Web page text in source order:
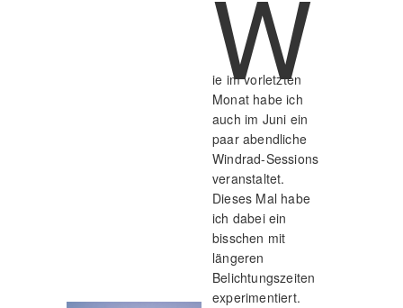
W
ie im vorletzten
Monat habe ich
auch im Juni ein
paar abendliche
Windrad-Sessions
veranstaltet.
Dieses Mal habe
ich dabei ein
bisschen mit
längeren
Belichtungszeiten
experimentiert.